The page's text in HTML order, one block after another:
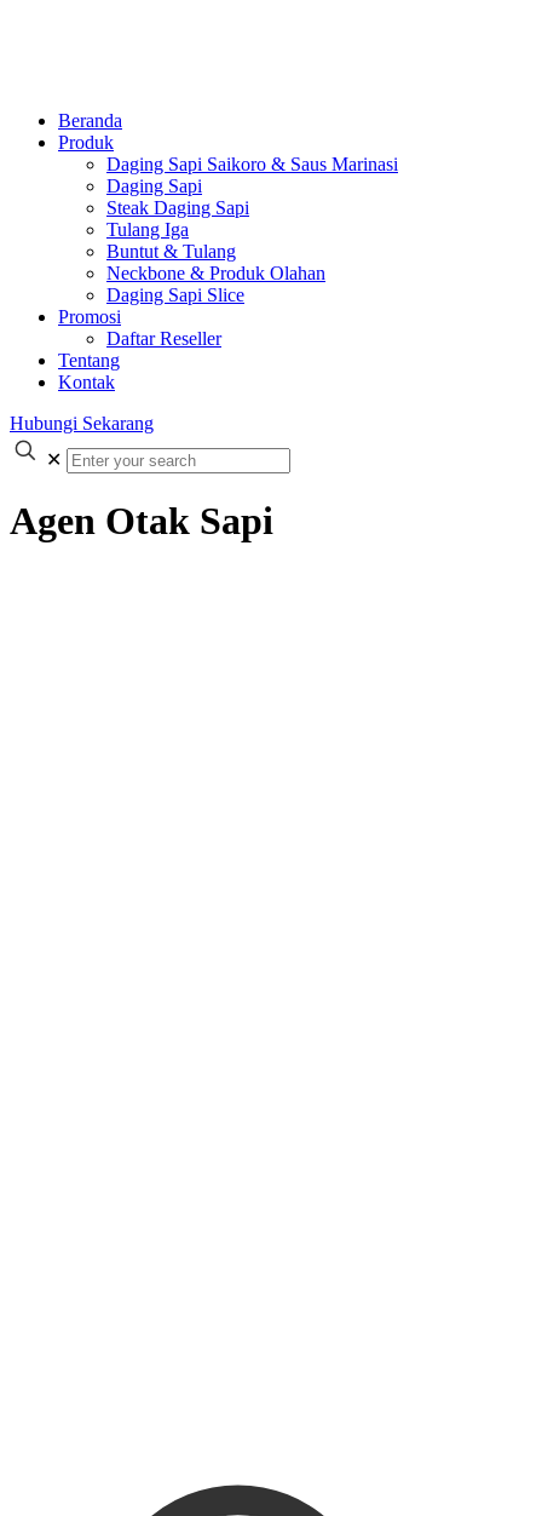
Beranda
Produk
Daging Sapi Saikoro & Saus Marinasi
Daging Sapi
Steak Daging Sapi
Tulang Iga
Buntut & Tulang
Neckbone & Produk Olahan
Daging Sapi Slice
Promosi
Daftar Reseller
Tentang
Kontak
Hubungi Sekarang
✕
Agen Otak Sapi